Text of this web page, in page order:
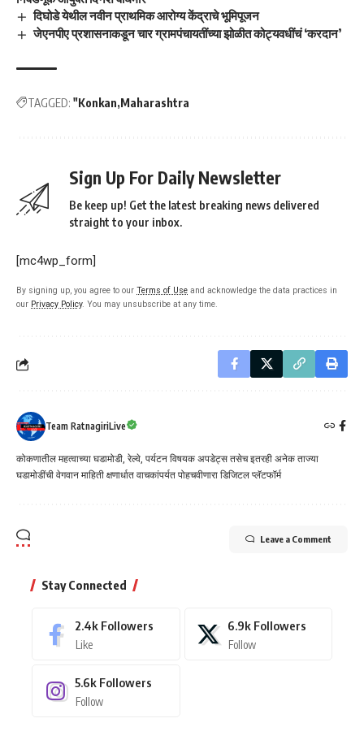
दिघोडे येथील नवीन प्राथमिक आरोग्य केंद्राचे भूमिपूजन
जेएनपीए प्रशासनाकडून चार ग्रामपंचायतींच्या झोळीत कोट्यवधींचं ‘करदान’
TAGGED: "Konkan Maharashtra
Sign Up For Daily Newsletter
Be keep up! Get the latest breaking news delivered
straight to your inbox.
[mc4wp_form]
By signing up, you agree to our Terms of Use and acknowledge the data practices in
our Privacy Policy. You may unsubscribe at any time.
Team RatnagiriLive
कोकणातील महत्वाच्या घडामोडी, रेल्वे, पर्यटन विषयक अपडेट्स तसेच इतरही अनेक ताज्या
घडामोडींची वेगवान माहिती क्षणार्धात वाचकांपर्यत पोहचवीणारा डिजिटल प्लॅटफॉर्म
Leave a Comment
Stay Connected
2.4k Followers
Like
6.9k Followers
Follow
5.6k Followers
Follow